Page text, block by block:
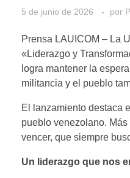
5 de junio de 2026 por
Prensa LAUICOM – La
«Liderazgo y
logra mantener la
militancia y el pueblo
El lanzamiento destaca
pueblo venezolano.
vencer, que siempre
Un liderazgo que nos